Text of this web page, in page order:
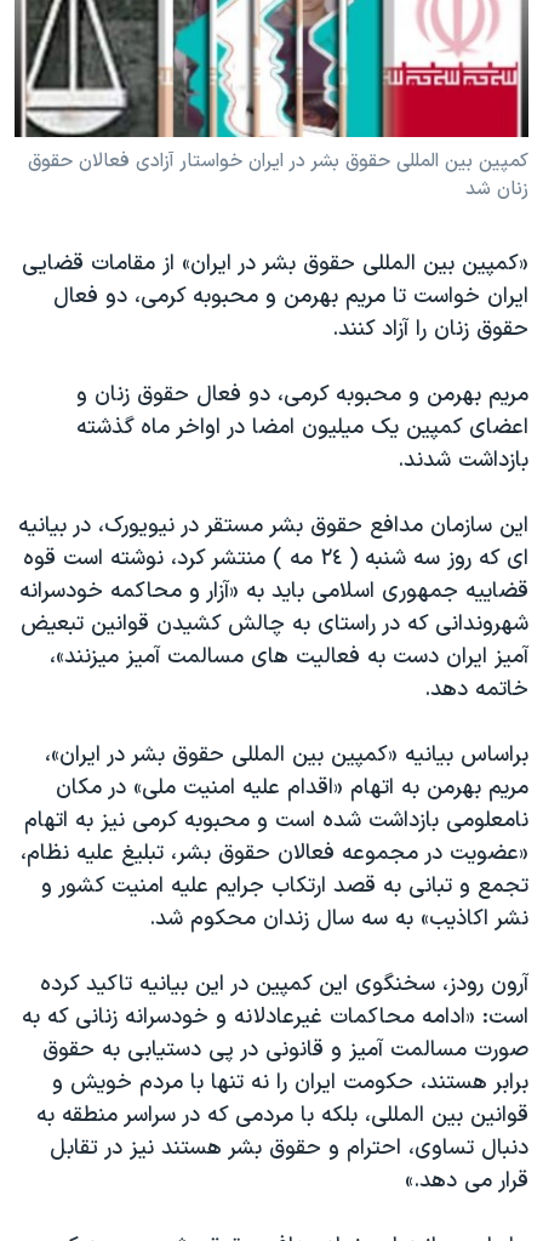
فرهنگ و زندگی
حقوق شهروندی
علم و فناوری
اسرائیل در جنگ
آرشیو پخش زنده
مستندها
انتخابات ریاست جمهوری آمریکا ۲۰۲۴
حمله جمهوری اسلامی به اسرائیل
رمز مهسا
ورزش زنان در ایران
مجموعه مستندهای دادخواهی
تریبونال مردمی آبان ۹۸
چهل سال گروگان‌گیری
قانون شفافیت دارائی کادر رهبری ایران
اسرائیل در جنگ
نرگس محمدی برنده جایزه نوبل صلح
همایش محافظه‌کاران آمریکا «سی‌پک»
دنبال کنید
زبانهای مختلف
کمپین بین المللی حقوق بشر در ایران خواستار آزادی فعالان حقوق
زنان شد
«کمپین بین المللی حقوق بشر در ایران» از مقامات قضایی
ایران خواست تا مریم بهرمن و محبوبه کرمی، دو فعال
حقوق زنان را آزاد کنند.
مریم بهرمن و محبوبه کرمی، دو فعال حقوق زنان و
اعضای کمپین یک میلیون امضا در اواخر ماه گذشته
بازداشت شدند.
این سازمان مدافع حقوق بشر مستقر در نیویورک، در بیانیه
ای که روز سه شنبه ( ٢٤ مه ) منتشر کرد، نوشته است قوه
قضاییه جمهوری اسلامی باید به «آزار و محاکمه خودسرانه
شهروندانی که در راستای به چالش کشیدن قوانین تبعیض
آمیز ایران دست به فعالیت های مسالمت آمیز میزنند»،
خاتمه دهد.
براساس بیانیه «کمپین بین المللی حقوق بشر در ایران»،
مریم بهرمن به اتهام «اقدام علیه امنیت ملی» در مکان
نامعلومی بازداشت شده است و محبوبه کرمی نیز به اتهام
«عضویت در مجموعه فعالان حقوق بشر، تبلیغ علیه نظام،
تجمع و تبانی به قصد ارتکاب جرایم علیه امنیت کشور و
نشر اکاذیب» به سه سال زندان محکوم شد.
آرون رودز، سخنگوی این کمپین در این بیانیه تاکید کرده
است: «ادامه محاکمات غیرعادلانه و خودسرانه زنانی که به
صورت مسالمت آمیز و قانونی در پی دستیابی به حقوق
برابر هستند، حکومت ایران را نه تنها با مردم خویش و
قوانین بین المللی، بلکه با مردمی که در سراسر منطقه به
دنبال تساوی، احترام و حقوق بشر هستند نیز در تقابل
قرار می دهد.»